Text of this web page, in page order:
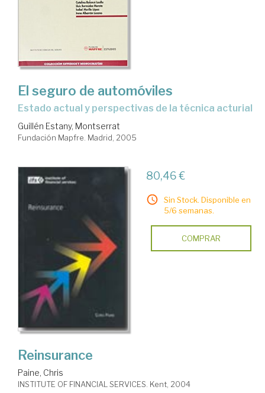
El seguro de automóviles
estado actual y perspectivas de la técnica acturial
Guillén Estany, Montserrat
Fundación Mapfre. Madrid, 2005
80,46 €
Sin Stock. Disponible en
5/6 semanas.
COMPRAR
Reinsurance
Paine, Chris
INSTITUTE OF FINANCIAL SERVICES. Kent, 2004